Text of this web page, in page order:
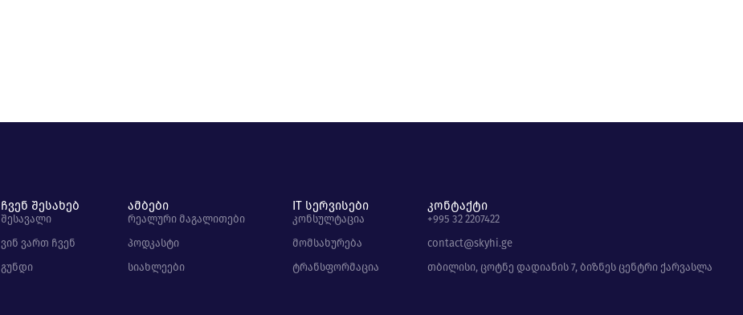
ჩვენ შესახებ
შესავალი
ვინ ვართ ჩვენ
გუნდი
ამბები
რეალური მაგალითები
პოდკასტი
სიახლეები
IT სერვისები
კონსულტაცია
მომსახურება
ტრანსფორმაცია
კონტაქტი
+995 32 2207422
contact@skyhi.ge
თბილისი, ცოტნე დადიანის 7, ბიზნეს ცენტრი ქარვასლა